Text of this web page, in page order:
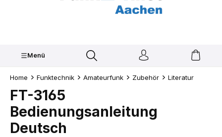
Menü
Home Funktechnik Amateurfunk Zubehör Literatur
FT-3165
Bedienungsanleitung
Deutsch